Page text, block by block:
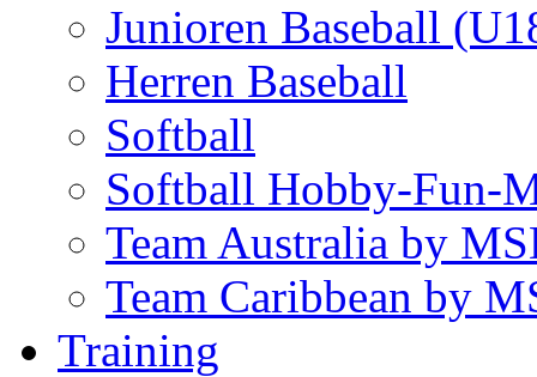
Junioren Baseball
Herren Baseball
Softball
Softball Hobby-Fun-
Team Australia by
Team Caribbean by
Training